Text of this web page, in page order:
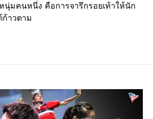
นุ่มคนหนึ่ง คือการจารึกรอยเท้าให้นัก
ก้าวตาม